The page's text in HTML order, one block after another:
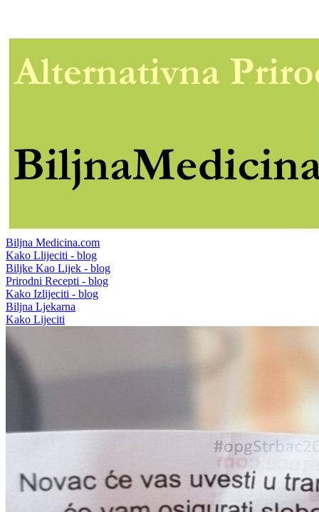
Biljna Medicina.com
Kako Llijeciti - blog
Biljke Kao Lijek - blog
Prirodni Recepti - blog
Kako Izlijeciti - blog
Biljna Ljekarna
Kako Lijeciti